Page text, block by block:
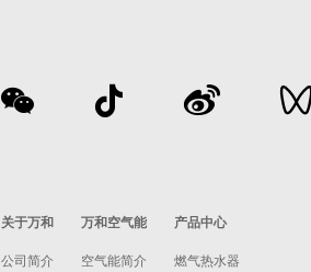
关于万和
公司简介
万和空气能
空气能简介
产品中心
燃气热水器